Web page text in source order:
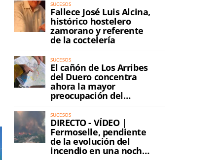
SUCESOS
Fallece José Luis Alcina,
histórico hostelero
zamorano y referente
de la coctelería
SUCESOS
El cañón de Los Arribes
del Duero concentra
ahora la mayor
preocupación del
incendio
SUCESOS
DIRECTO - VÍDEO |
Fermoselle, pendiente
de la evolución del
incendio en una noche